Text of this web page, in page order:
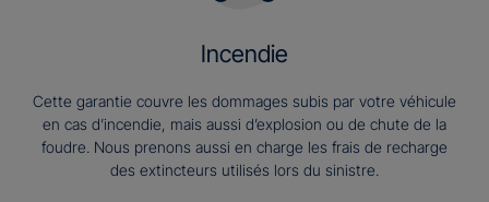
Incendie
Cette garantie couvre les dommages subis par votre véhicule
en cas d’incendie, mais aussi d’explosion ou de chute de la
foudre. Nous prenons aussi en charge les frais de recharge
des extincteurs utilisés lors du sinistre.